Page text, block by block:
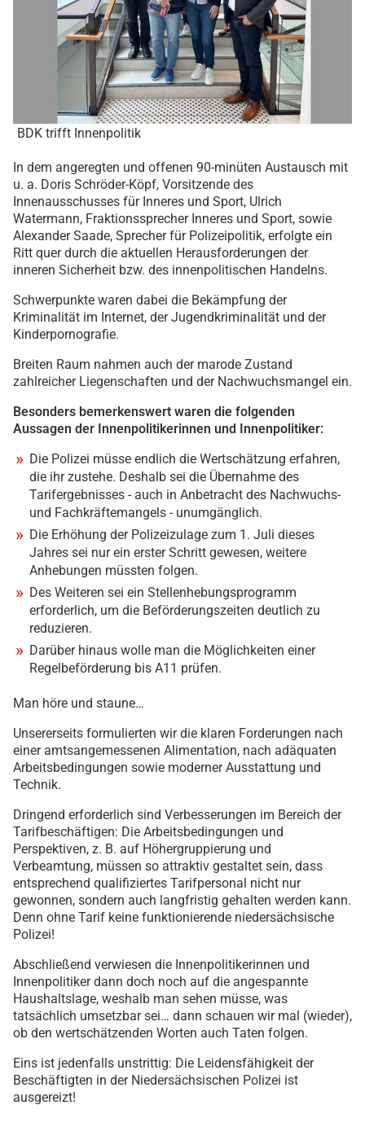
BDK trifft Innenpolitik
In dem angeregten und offenen 90-minüten Austausch mit
u. a. Doris Schröder-Köpf, Vorsitzende des
Innenausschusses für Inneres und Sport, Ulrich
Watermann, Fraktionssprecher Inneres und Sport, sowie
Alexander Saade, Sprecher für Polizeipolitik, erfolgte ein
Ritt quer durch die aktuellen Herausforderungen der
inneren Sicherheit bzw. des innenpolitischen Handelns.
Schwerpunkte waren dabei die Bekämpfung der
Kriminalität im Internet, der Jugendkriminalität und der
Kinderpornografie.
Breiten Raum nahmen auch der marode Zustand
zahlreicher Liegenschaften und der Nachwuchsmangel ein.
Besonders bemerkenswert waren die folgenden
Aussagen der Innenpolitikerinnen und Innenpolitiker:
Die Polizei müsse endlich die Wertschätzung erfahren,
die ihr zustehe. Deshalb sei die Übernahme des
Tarifergebnisses - auch in Anbetracht des Nachwuchs-
und Fachkräftemangels - unumgänglich.
Die Erhöhung der Polizeizulage zum 1. Juli dieses
Jahres sei nur ein erster Schritt gewesen, weitere
Anhebungen müssten folgen.
Des Weiteren sei ein Stellenhebungsprogramm
erforderlich, um die Beförderungszeiten deutlich zu
reduzieren.
Darüber hinaus wolle man die Möglichkeiten einer
Regelbeförderung bis A11 prüfen.
Man höre und staune…
Unsererseits formulierten wir die klaren Forderungen nach
einer amtsangemessenen Alimentation, nach adäquaten
Arbeitsbedingungen sowie moderner Ausstattung und
Technik.
Dringend erforderlich sind Verbesserungen im Bereich der
Tarifbeschäftigen: Die Arbeitsbedingungen und
Perspektiven, z. B. auf Höhergruppierung und
Verbeamtung, müssen so attraktiv gestaltet sein, dass
entsprechend qualifiziertes Tarifpersonal nicht nur
gewonnen, sondern auch langfristig gehalten werden kann.
Denn ohne Tarif keine funktionierende niedersächsische
Polizei!
Abschließend verwiesen die Innenpolitikerinnen und
Innenpolitiker dann doch noch auf die angespannte
Haushaltslage, weshalb man sehen müsse, was
tatsächlich umsetzbar sei… dann schauen wir mal (wieder),
ob den wertschätzenden Worten auch Taten folgen.
Eins ist jedenfalls unstrittig: Die Leidensfähigkeit der
Beschäftigten in der Niedersächsischen Polizei ist
ausgereizt!